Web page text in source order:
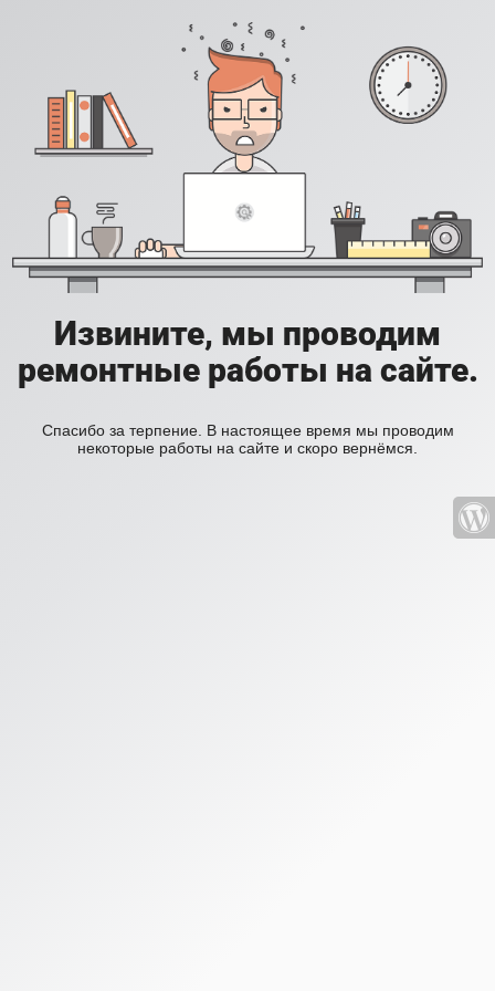
Извините, мы проводим
ремонтные работы на сайте.
Спасибо за терпение. В настоящее время мы проводим
некоторые работы на сайте и скоро вернёмся.